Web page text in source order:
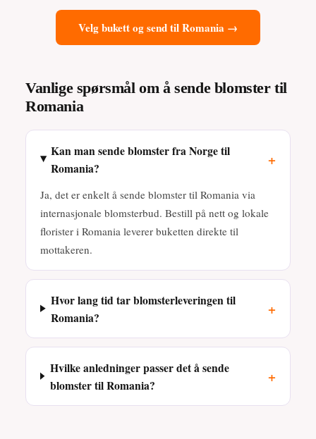
Velg bukett og send til Romania →
Vanlige spørsmål om å sende blomster til
Romania
Kan man sende blomster fra Norge til
Romania?
+
Ja, det er enkelt å sende blomster til Romania via
internasjonale blomsterbud. Bestill på nett og lokale
florister i Romania leverer buketten direkte til
mottakeren.
Hvor lang tid tar blomsterleveringen til
Romania?
+
Hvilke anledninger passer det å sende
blomster til Romania?
+